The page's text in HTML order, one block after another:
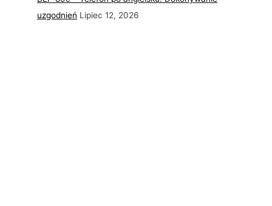
uzgodnień Lipiec 12, 2026